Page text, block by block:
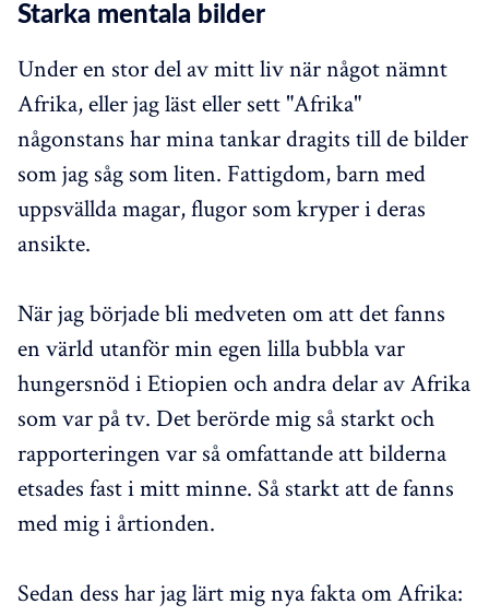
Starka mentala bilder
Under en stor del av mitt liv när något nämnt
Afrika, eller jag läst eller sett "Afrika"
någonstans har mina tankar dragits till de bilder
som jag såg som liten. Fattigdom, barn med
uppsvällda magar, flugor som kryper i deras
ansikte.
När jag började bli medveten om att det fanns
en värld utanför min egen lilla bubbla var
hungersnöd i Etiopien och andra delar av Afrika
som var på tv. Det berörde mig så starkt och
rapporteringen var så omfattande att bilderna
etsades fast i mitt minne. Så starkt att de fanns
med mig i årtionden.
Sedan dess har jag lärt mig nya fakta om Afrika: